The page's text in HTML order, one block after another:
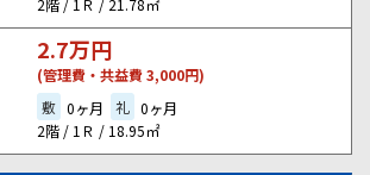
2階 / 1Ｒ / 21.78㎡
2.7万円
(管理費・共益費 3,000円)
敷 0ヶ月 礼 0ヶ月
2階 / 1Ｒ / 18.95㎡